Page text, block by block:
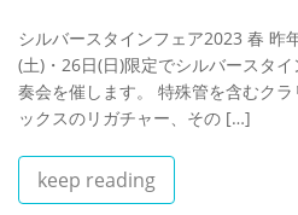
シルバースタインフェア2023 春 昨
(土)・26日(日)限定でシルバースタ
奏会を催します。 特殊管を含むク
ックスのリガチャー、その […]
keep reading